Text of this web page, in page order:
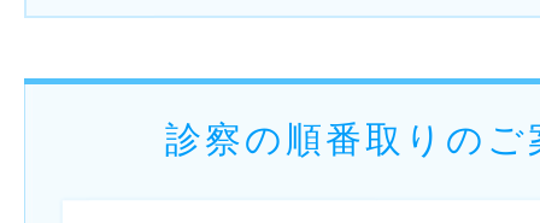
診察の順番取りのご